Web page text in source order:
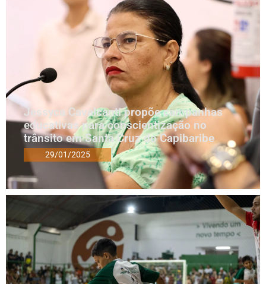
Jessyca Cavalcanti propõe campanhas
educativas para conscientização no
trânsito em Santa Cruz do Capibaribe
29/01/2025